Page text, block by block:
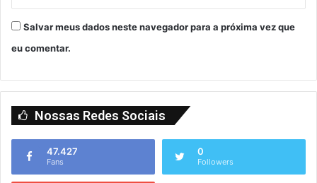
Salvar meus dados neste navegador para a próxima vez que
eu comentar.
Nossas Redes Sociais
47.427
Fans
0
Followers